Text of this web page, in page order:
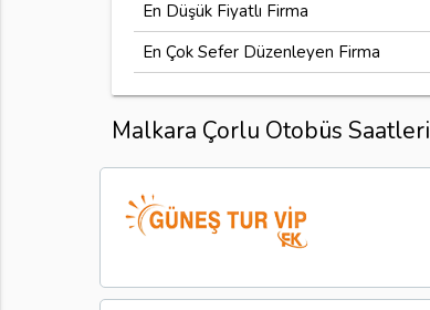
En Düşük Fiyatlı Firma
En Çok Sefer Düzenleyen Firma
Malkara Çorlu Otobüs Saatleri